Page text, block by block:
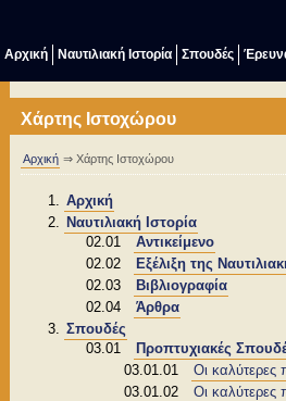
Αρχική Ναυτιλιακή Ιστορία Σπουδές
Χάρτης Ιστοχώρου
Αρχική ⇒ Χάρτης Ιστοχώρου
Αρχική
Ναυτιλιακή Ιστορία
02.01
Αντικείμενο
02.02
Εξέλιξη της
02.03
Βιβλιογραφία
02.04
Άρθρα
Σπουδές
03.01
Προπτυχιακές
03.01.01
Οι καλύτερες
03.01.02
Οι καλύτερες